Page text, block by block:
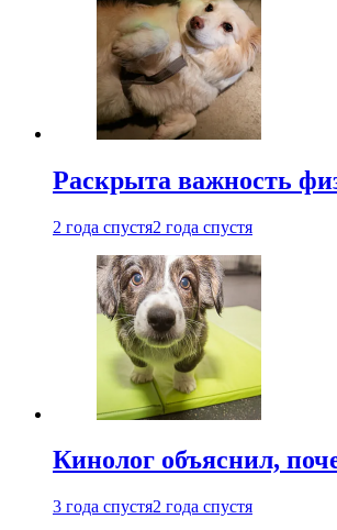
Раскрыта важность
2 года спустя2 года спустя
Кинолог объяснил,
3 года спустя2 года спустя